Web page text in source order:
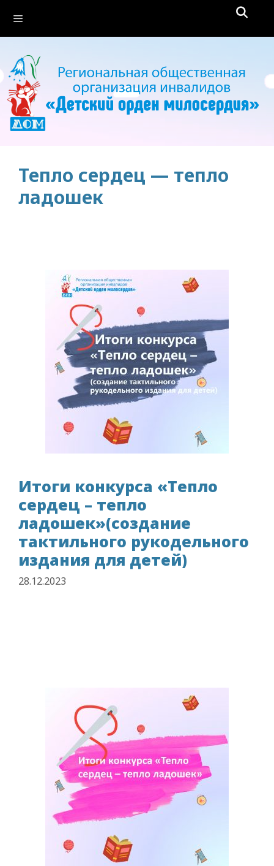
содержимому
Тепло сердец — тепло
ладошек
Итоги конкурса «Тепло
сердец – тепло
ладошек»(создание
тактильного рукодельного
издания для детей)
28.12.2023